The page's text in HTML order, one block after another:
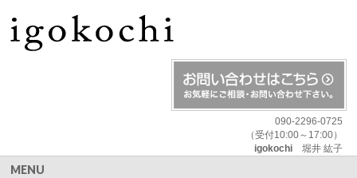
090-2296-0725
（受付10:00～17:00）
igokochi堀井 紘子
MENU